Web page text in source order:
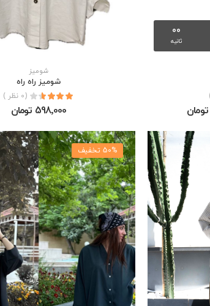
00
ثانیه
شوميز
شومیز راه راه
(0 نظر )
598٬000 تومان
50% تخفیف